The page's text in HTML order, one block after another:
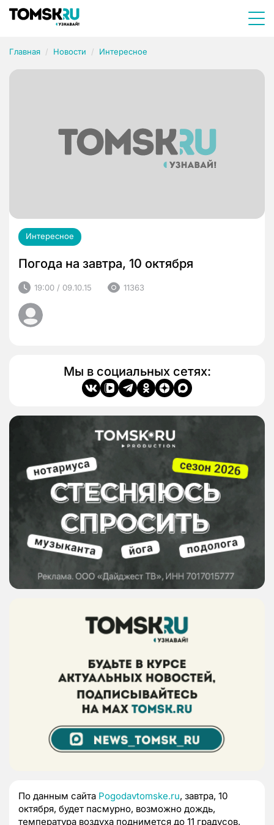
Главная Новости Интересное
Интересное
Погода на завтра, 10 октября
19:00 / 09.10.15 11363
Мы в социальных сетях:
По данным сайта Pogodavtomske.ru, завтра, 10
октября, будет пасмурно, возможно дождь,
температура воздуха поднимется до 11 градусов.